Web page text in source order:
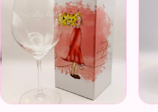
flere
varianter.
Alternativene
kan
velges
på
produktsiden